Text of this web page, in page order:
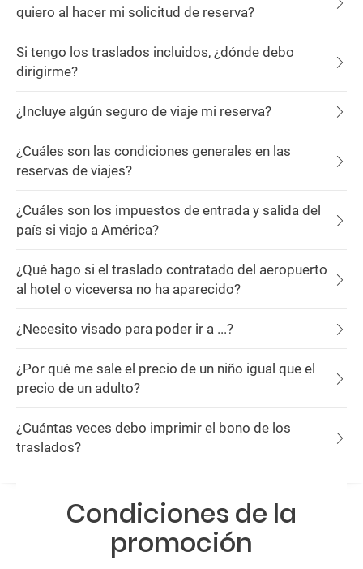
quiero al hacer mi solicitud de reserva?
Si tengo los traslados incluidos, ¿dónde debo
dirigirme?
¿Incluye algún seguro de viaje mi reserva?
¿Cuáles son las condiciones generales en las
reservas de viajes?
¿Cuáles son los impuestos de entrada y salida del
país si viajo a América?
¿Qué hago si el traslado contratado del aeropuerto
al hotel o viceversa no ha aparecido?
¿Necesito visado para poder ir a ...?
¿Por qué me sale el precio de un niño igual que el
precio de un adulto?
¿Cuántas veces debo imprimir el bono de los
traslados?
Condiciones de la
promoción